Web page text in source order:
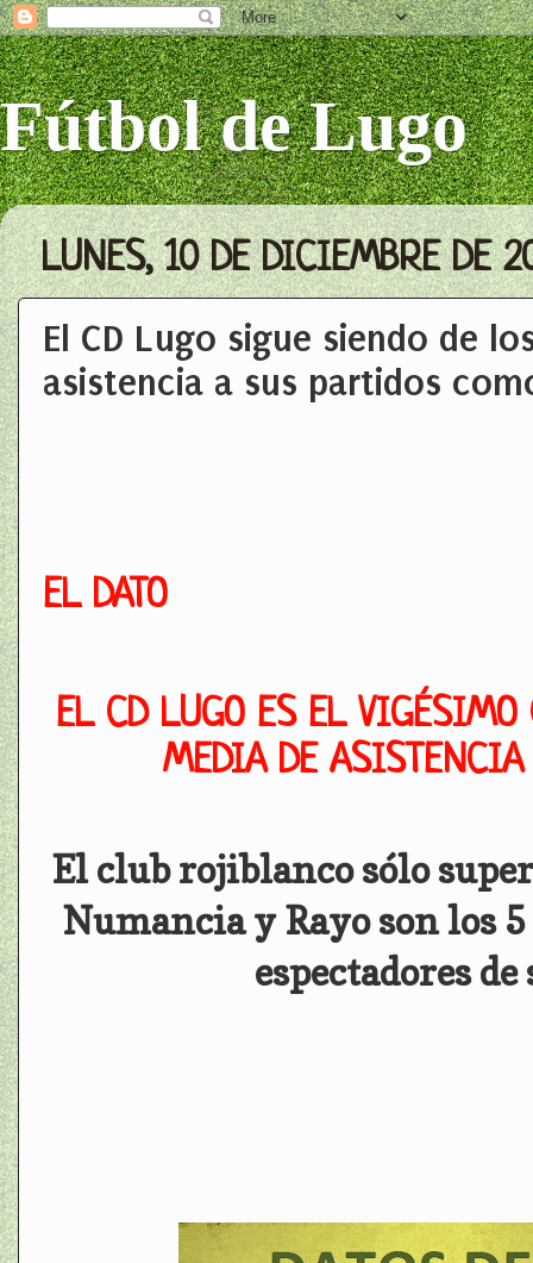
Fútbol de Lugo
LUNES, 10 DE DICIEMBRE DE
El CD Lugo sigue siendo de
asistencia a sus partidos
EL DATO
EL CD LUGO ES EL
MEDIA DE
El club rojiblanco sólo
Numancia y Rayo son los
espectadores